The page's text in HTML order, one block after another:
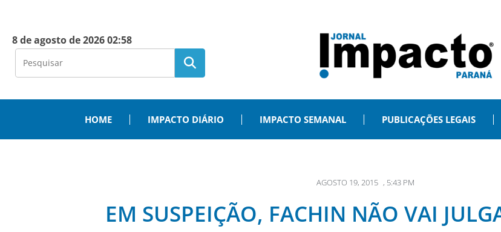
8 de agosto de 2026 02:58
HOME IMPACTO DIÁRIO IMPACTO SEMANAL PUBLICAÇÕES LEGAIS
AGOSTO 19, 2015 , 5:43 PM
EM SUSPEIÇÃO, FACHIN NÃO VAI